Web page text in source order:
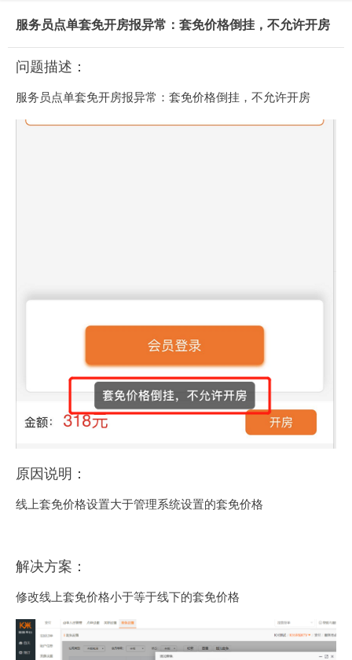
服务员点单套免开房报异常：套免价格倒挂，不允许开房
问题描述：
服务员点单套免开房报异常：套免价格倒挂，不允许开房
原因说明：
线上套免价格设置大于管理系统设置的套免价格
解决方案：
修改线上套免价格小于等于线下的套免价格